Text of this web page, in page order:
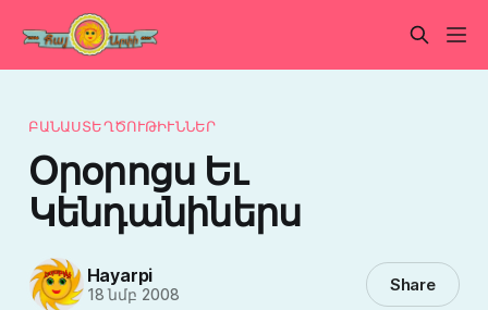
ԲԱՆԱՍՏԵՂԾՈՒԹԻՒՆՆԵՐ
Օրօրոցս Եւ
Կենդանիներս
Hayarpi
18 նմբ 2008 Share